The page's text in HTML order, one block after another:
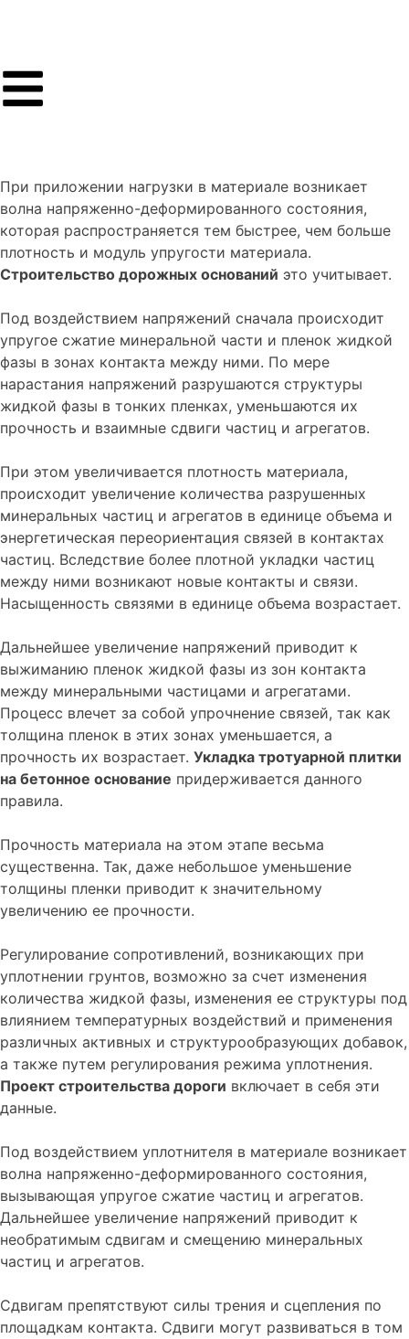
При приложении нагрузки в материале возникает
волна напряженно-деформированного состояния,
которая распространяется тем быстрее, чем больше
плотность и модуль упругости материала.
Строительство дорожных оснований это учитывает.
Под воздействием напряжений сначала происходит
упругое сжатие минеральной части и пленок жидкой
фазы в зонах контакта между ними. По мере
нарастания напряжений разрушаются структуры
жидкой фазы в тонких пленках, уменьшаются их
прочность и взаимные сдвиги частиц и агрегатов.
При этом увеличивается плотность материала,
происходит увеличение количества разрушенных
минеральных частиц и агрегатов в единице объема и
энергетическая переориентация связей в контактах
частиц. Вследствие более плотной укладки частиц
между ними возникают новые контакты и связи.
Насыщенность связями в единице объема возрастает.
Дальнейшее увеличение напряжений приводит к
выжиманию пленок жидкой фазы из зон контакта
между минеральными частицами и агрегатами.
Процесс влечет за собой упрочнение связей, так как
толщина пленок в этих зонах уменьшается, а
прочность их возрастает. Укладка тротуарной плитки
на бетонное основание придерживается данного
правила.
Прочность материала на этом этапе весьма
существенна. Так, даже небольшое уменьшение
толщины пленки приводит к значительному
увеличению ее прочности.
Регулирование сопротивлений, возникающих при
уплотнении грунтов, возможно за счет изменения
количества жидкой фазы, изменения ее структуры под
влиянием температурных воздействий и применения
различных активных и структурообразующих добавок,
а также путем регулирования режима уплотнения.
Проект строительства дороги включает в себя эти
данные.
Под воздействием уплотнителя в материале возникает
волна напряженно-деформированного состояния,
вызывающая упругое сжатие частиц и агрегатов.
Дальнейшее увеличение напряжений приводит к
необратимым сдвигам и смещению минеральных
частиц и агрегатов.
Сдвигам препятствуют силы трения и сцепления по
площадкам контакта. Сдвиги могут развиваться в том